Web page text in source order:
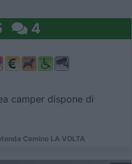
4
camper dispone di
Camino LA VOLTA